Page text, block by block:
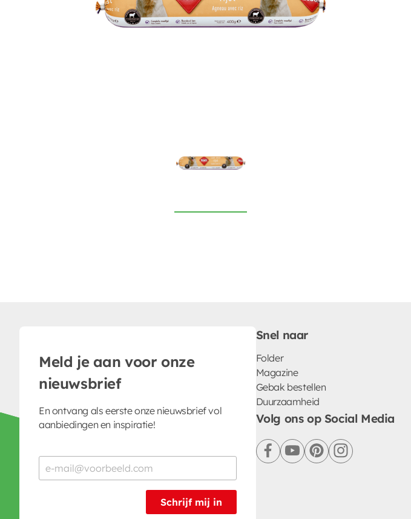
Meld je aan voor onze
nieuwsbrief
En ontvang als eerste onze nieuwsbrief vol
aanbiedingen en inspiratie!
Schrijf mij in
Snel naar
Folder
Magazine
Gebak bestellen
Duurzaamheid
Volg ons op Social Media
facebookyoutubepinterestinstagram